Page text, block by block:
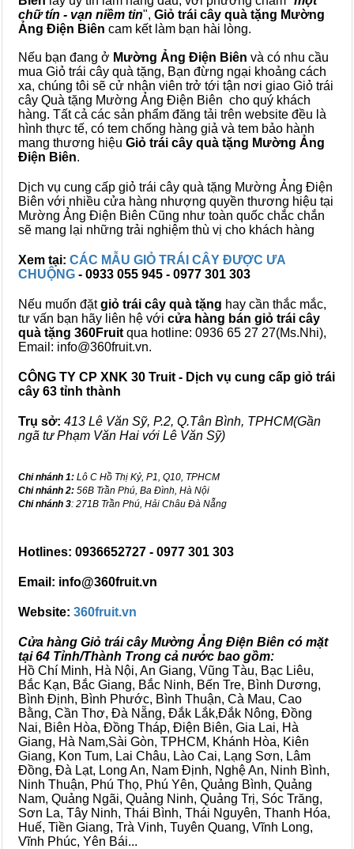
chữ tín - vạn niềm tin", Giỏ trái cây quà tặng Mường
Ảng Điện Biên cam kết làm bạn hài lòng.
Nếu bạn đang ở Mường Ảng Điện Biên và có nhu cầu
mua Giỏ trái cây quà tặng, Bạn đừng ngại khoảng cách
xa, chúng tôi sẽ cử nhân viên trở tới tận nơi giao Giỏ trái
cây Quà tặng Mường Ảng Điện Biên cho quý khách
hàng. Tất cả các sản phẩm đăng tải trên website đều là
hình thực tế, có tem chống hàng giả và tem bảo hành
mang thương hiệu Giỏ trái cây quà tặng Mường Ảng
Điện Biên.
Dịch vụ cung cấp giỏ trái cây quà tặng Mường Ảng Điện
Biên với nhiều cửa hàng nhượng quyền thương hiệu tại
Mường Ảng Điện Biên Cũng như toàn quốc chắc chắn
sẽ mang lại những trải nghiệm thù vị cho khách hàng
Xem tại: CÁC MẪU GIỎ TRÁI CÂY ĐƯỢC ƯA
CHUỘNG - 0933 055 945 - 0977 301 303
Nếu muốn đặtgiỏ trái cây quà tặng hay cần thắc mắc,
tư vấn bạn hãy liên hệ với cửa hàng bán giỏ trái cây
quà tặng 360Fruit qua hotline: 0936 65 27 27(Ms.Nhi),
Email: info@360fruit.vn.
CÔNG TY CP XNK 30 Truit - Dịch vụ cung cấp giỏ trái
cây 63 tỉnh thành
Trụ sở: 413 Lê Văn Sỹ, P.2, Q.Tân Bình, TPHCM(Gần
ngã tư Phạm Văn Hai với Lê Văn Sỹ)
Chi nhánh 1: Lô C Hồ Thị Kỷ, P1, Q10, TPHCM
Chi nhánh 2: 56B Trần Phú, Ba Đình, Hà Nội
Chi nhánh 3: 271B Trần Phú, Hải Châu Đà Nẵng
Hotlines: 0936652727 - 0977 301 303
Email: info@360fruit.vn
Website: 360fruit.vn
Cửa hàng Giỏ trái cây Mường Ảng Điện Biên có mặt
tại 64 Tỉnh/Thành Trong cả nước bao gồm:
Hồ Chí Minh, Hà Nội, An Giang, Vũng Tàu, Bạc Liêu,
Bắc Kạn, Bắc Giang, Bắc Ninh, Bến Tre, Bình Dương,
Bình Định, Bình Phước, Bình Thuận, Cà Mau, Cao
Bằng, Cần Thơ, Đà Nẵng, Đắk Lắk,Đắk Nông, Đồng
Nai, Biên Hòa, Đồng Tháp, Điện Biên, Gia Lai, Hà
Giang, Hà Nam,Sài Gòn, TPHCM, Khánh Hòa, Kiên
Giang, Kon Tum, Lai Châu, Lào Cai, Lạng Sơn, Lâm
Đồng, Đà Lạt, Long An, Nam Định, Nghệ An, Ninh Bình,
Ninh Thuận, Phú Thọ, Phú Yên, Quảng Bình, Quảng
Nam, Quảng Ngãi, Quảng Ninh, Quảng Trị, Sóc Trăng,
Sơn La, Tây Ninh, Thái Bình, Thái Nguyên, Thanh Hóa,
Huế, Tiền Giang, Trà Vinh, Tuyên Quang, Vĩnh Long,
Vĩnh Phúc, Yên Bái...